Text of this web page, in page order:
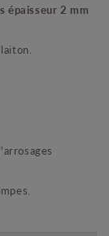
épaisseur 2 mm